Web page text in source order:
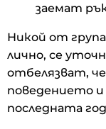
заемат
Никой от
лично, се
отбелязват,
поведението и
последната